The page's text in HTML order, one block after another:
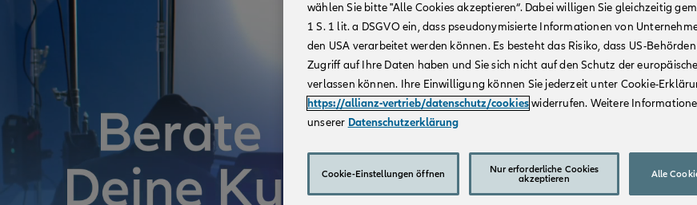
wählen Sie bitte "Alle Cookies akzeptieren“. Dabei willigen Sie gleichzeitig
1 S. 1 lit. a DSGVO ein, dass pseudonymisierte Informationen von
den USA verarbeitet werden können. Es besteht das Risiko, dass US-
Zugriff auf Ihre Daten haben und Sie sich nicht auf den Schutz der
verlassen können. Ihre Einwilligung können Sie jederzeit unter Cookie-
https://allianz-vertrieb/datenschutz/cookieswiderrufen. Weitere
unserer Datenschutzerklärung
Cookie-Einstellungen öffnen
Nur erforderliche Cookies
akzeptieren
Alle